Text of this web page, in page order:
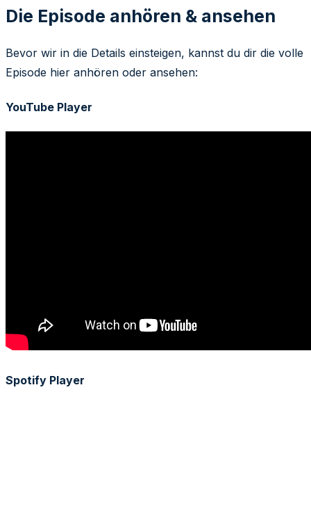
Die Episode anhören & ansehen
Bevor wir in die Details einsteigen, kannst du dir die volle
Episode hier anhören oder ansehen:
YouTube Player
Spotify Player